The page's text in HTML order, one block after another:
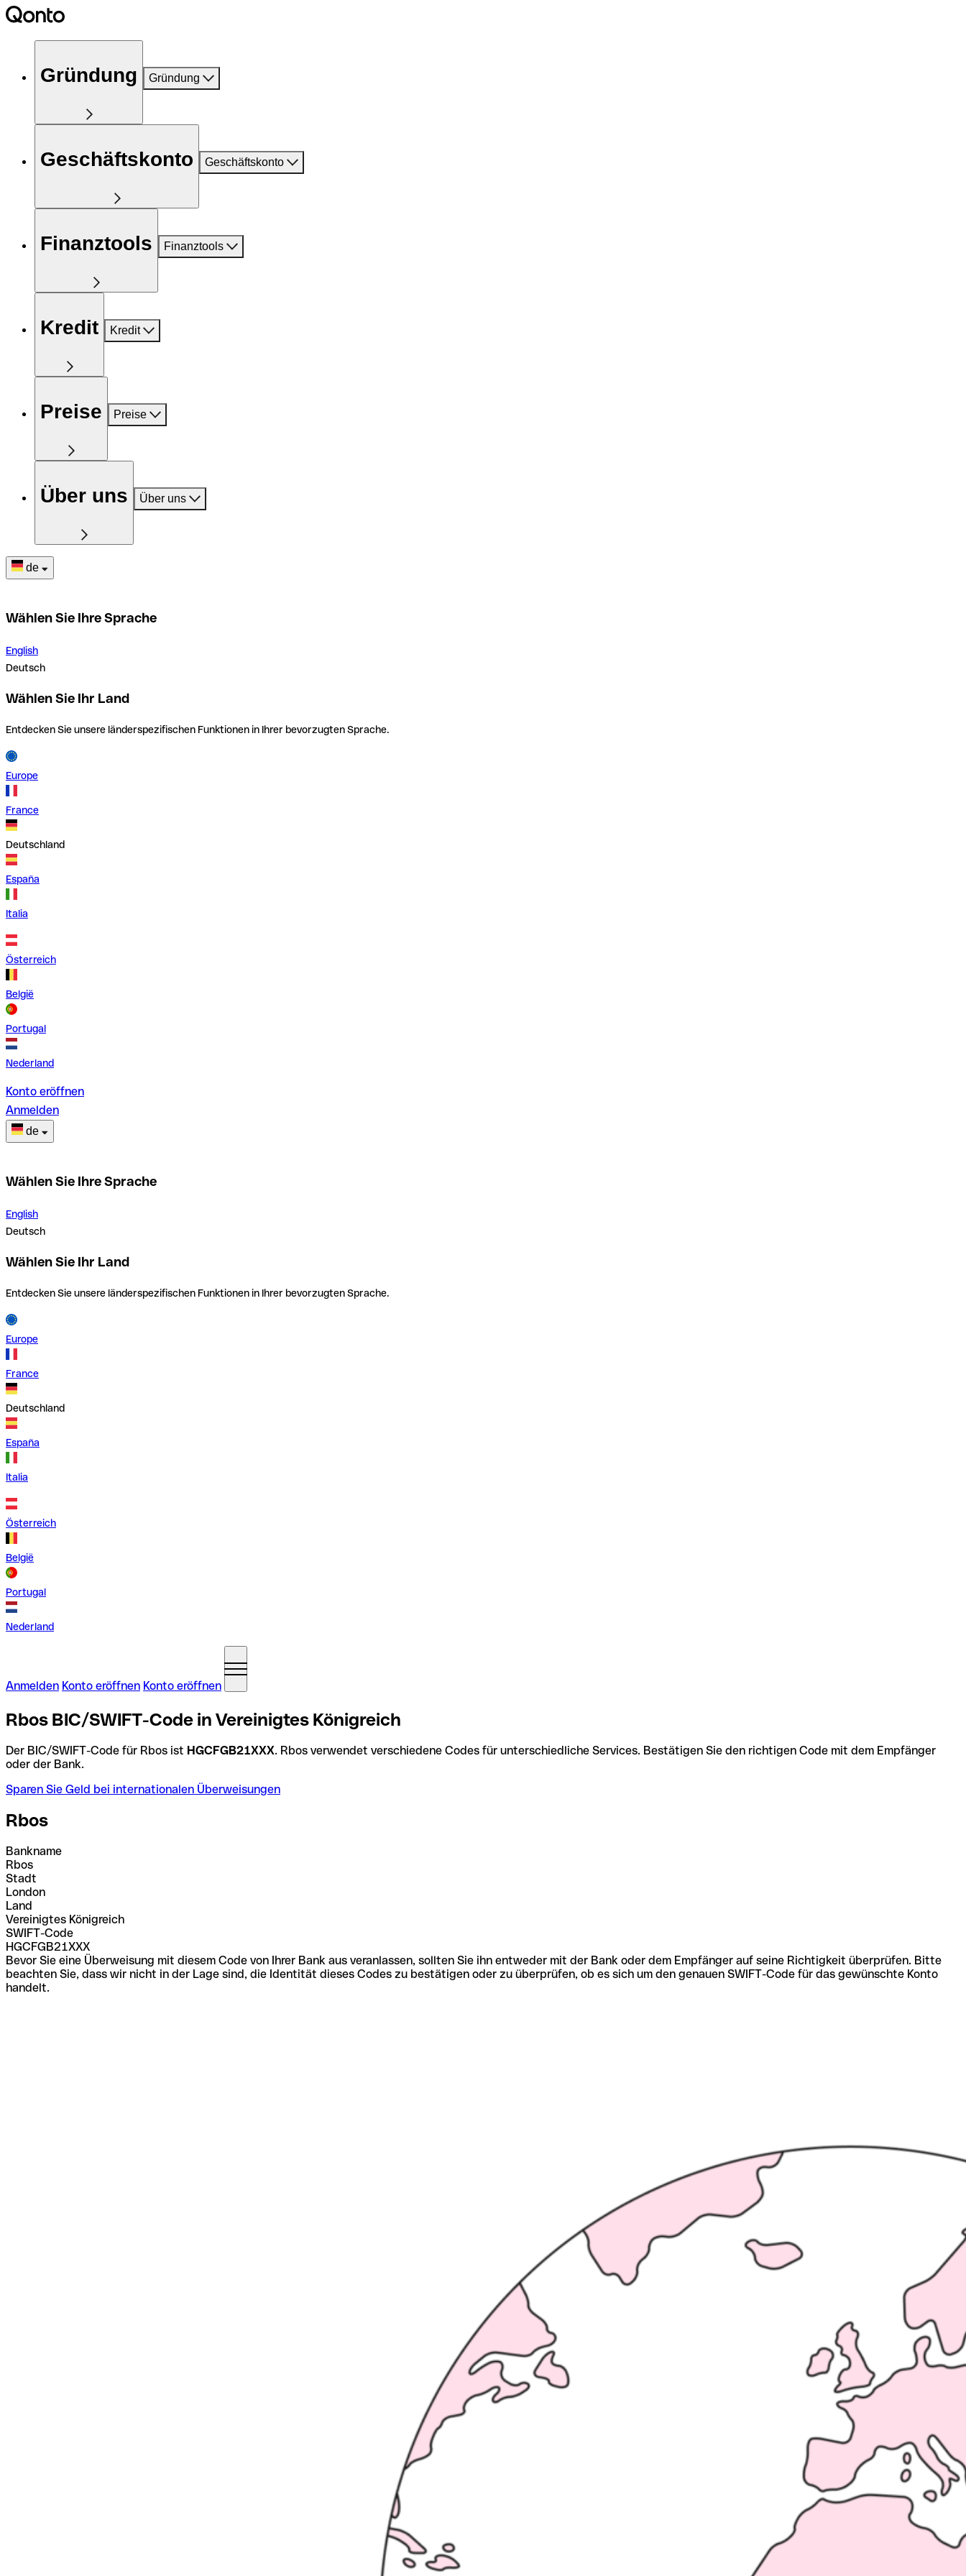
Gründung Gründung
Geschäftskonto Geschäftskonto
Finanztools Finanztools
Kredit Kredit
Preise Preise
Über uns Über uns
de
Wählen Sie Ihre Sprache
English
Deutsch
Wählen Sie Ihr Land
Entdecken Sie unsere länderspezifischen Funktionen in Ihrer bevorzugten Sprache.
Europe
France
Deutschland
España
Italia
Österreich
België
Portugal
Nederland
Konto eröffnen
Anmelden
de
Wählen Sie Ihre Sprache
English
Deutsch
Wählen Sie Ihr Land
Entdecken Sie unsere länderspezifischen Funktionen in Ihrer bevorzugten Sprache.
Europe
France
Deutschland
España
Italia
Österreich
België
Portugal
Nederland
Anmelden Konto eröffnen Konto eröffnen
Rbos BIC/SWIFT-Code in Vereinigtes Königreich
Der BIC/SWIFT-Code für Rbos ist HGCFGB21XXX. Rbos verwendet verschiedene Codes für unterschiedliche Services. Bestätigen Sie den richtigen Code mit dem Empfänger
oder der Bank.
Sparen Sie Geld bei internationalen Überweisungen
Rbos
Bankname
Rbos
Stadt
London
Land
Vereinigtes Königreich
SWIFT-Code
HGCFGB21XXX
Bevor Sie eine Überweisung mit diesem Code von Ihrer Bank aus veranlassen, sollten Sie ihn entweder mit der Bank oder dem Empfänger auf seine Richtigkeit überprüfen. Bitte
beachten Sie, dass wir nicht in der Lage sind, die Identität dieses Codes zu bestätigen oder zu überprüfen, ob es sich um den genauen SWIFT-Code für das gewünschte Konto
handelt.